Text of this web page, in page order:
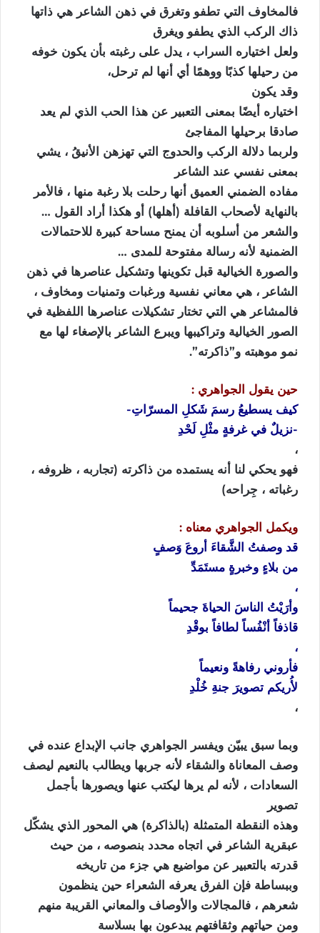
‏فالمخاوف التي تطفو وتغرق في ذهن الشاعر هي ذاتها
ذاك الركب الذي يطفو ويغرق
‏ولعل اختياره السراب ، يدل على رغبته بأن يكون خوفه
من رحيلها كذبًا ووهمًا أي أنها لم ترحل،
‏وقد يكون
‏اختياره أيضًا بمعنى التعبير عن هذا الحب الذي لم يعد
صادقا برحيلها المفاجئ
‏ولربما دلالة الركب والحدوج التي تهزهن الأنيقُ ، يشي
بمعنى نفسي عند الشاعر
‏مفاده الضمني العميق أنها رحلت بلا رغبة منها ، فالأمر
بالنهاية لأصحاب القافلة (أهلها) أو هكذا أراد القول …
‏والشعر من أسلوبه أن يمنح مساحة كبيرة للاحتمالات
الضمنية لأنه رسالة مفتوحة للمدى …
‏والصورة الخيالية قبل تكوينها وتشكيل عناصرها في ذهن
الشاعر ، هي معاني نفسية ورغبات وتمنيات ومخاوف ،
‏فالمشاعر هي التي تختار تشكيلات عناصرها اللفظية في
الصور الخيالية وتراكيبها ويبرع الشاعر بالإصغاء لها مع
نمو موهبته و”ذاكرته”.
حين يقول الجواهري :
كيف يسطيعُ رسمَ شَكلِ المسرّاتِ-
-نزيلٌ في غرفةٍ مثْلِ لَحْدِ
،
فهو يحكي لنا أنه يستمده من ذاكرته (تجاربه ، ظروفه ،
رغباته ، جِراحه)
ويكمل الجواهري معناه :
قد وصفتُ الشَّقاءَ أروعَ وَصفٍ
من بلاءٍ وخبرةٍ مستَمَدِّ
،
وأرَيْتُ الناسَ الحياةَ جحيماً
قاذفاً أنْفُساً لطافاً بوقْدِ
،
فأروني رفاهةً ونعيماً
لأُريكم تصويرَ جنةِ خُلْدِ
،
وبما سبق يبيّن ويفسر الجواهري جانب الإبداع عنده في
وصف المعاناة والشقاء لأنه جربها ويطالب بالنعيم ليصف
السعادات ، لأنه لم يرها ليكتب عنها ويصورها بأجمل
تصوير
وهذه النقطة المتمثلة (بالذاكرة) هي المحور الذي يشكّل
عبقرية الشاعر في اتجاه محدد بنصوصه ، من حيث
قدرته بالتعبير عن مواضيع هي جزء من تاريخه
وببساطة فإن الفرق يعرفه الشعراء حين ينظمون
شعرهم ، فالمجالات والأوصاف والمعاني القريبة منهم
ومن حياتهم وثقافتهم يبدعون بها بسلاسة